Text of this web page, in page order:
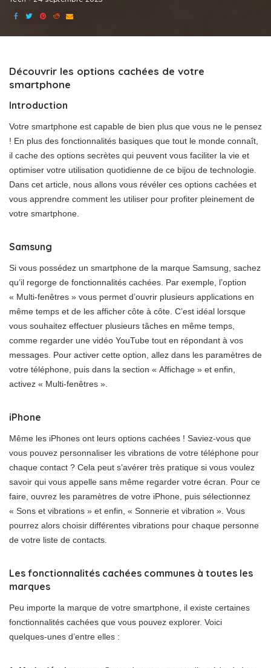
Découvrir les options cachées de votre
smartphone
Introduction
Votre smartphone est capable de bien plus que vous ne le pensez
! En plus des fonctionnalités basiques que tout le monde connaît,
il cache des options secrètes qui peuvent vous faciliter la vie et
optimiser votre utilisation quotidienne de ce bijou de technologie.
Dans cet article, nous allons vous révéler ces options cachées et
vous apprendre comment les utiliser pour profiter pleinement de
votre smartphone.
Samsung
Si vous possédez un smartphone de la marque Samsung, sachez
qu’il regorge de fonctionnalités cachées. Par exemple, l’option
« Multi-fenêtres » vous permet d’ouvrir plusieurs applications en
même temps et de les afficher côte à côte. C’est idéal lorsque
vous souhaitez effectuer plusieurs tâches en même temps,
comme regarder une vidéo YouTube tout en répondant à vos
messages. Pour activer cette option, allez dans les paramètres de
votre téléphone, puis dans la section « Affichage » et enfin,
activez « Multi-fenêtres ».
iPhone
Même les iPhones ont leurs options cachées ! Saviez-vous que
vous pouvez personnaliser les vibrations de votre téléphone pour
chaque contact ? Cela peut s’avérer très pratique si vous voulez
savoir qui vous appelle sans même regarder votre écran. Pour ce
faire, ouvrez les paramètres de votre iPhone, puis sélectionnez
« Sons et vibrations » et enfin, « Sonnerie et vibration ». Vous
pourrez alors choisir différentes vibrations pour chaque personne
de votre liste de contacts.
Les fonctionnalités cachées communes à toutes les
marques
Peu importe la marque de votre smartphone, il existe certaines
fonctionnalités cachées que vous pouvez explorer. Voici
quelques-unes d’entre elles :